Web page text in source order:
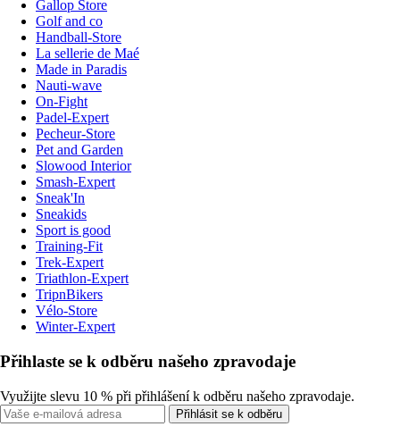
Gallop Store
Golf and co
Handball-Store
La sellerie de Maé
Made in Paradis
Nauti-wave
On-Fight
Padel-Expert
Pecheur-Store
Pet and Garden
Slowood Interior
Smash-Expert
Sneak'In
Sneakids
Sport is good
Training-Fit
Trek-Expert
Triathlon-Expert
TripnBikers
Vélo-Store
Winter-Expert
Přihlaste se k odběru našeho zpravodaje
Využijte slevu 10 % při přihlášení k odběru našeho zpravodaje.
Přihlásit se k odběru